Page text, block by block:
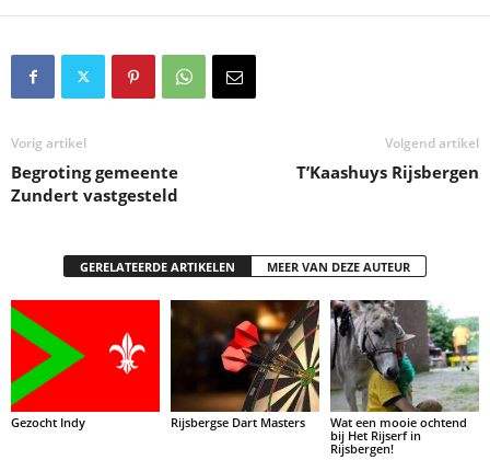
Vorig artikel
Begroting gemeente
Zundert vastgesteld
Volgend artikel
T’Kaashuys Rijsbergen
GERELATEERDE ARTIKELEN MEER VAN DEZE AUTEUR
Gezocht Indy Rijsbergse Dart Masters
Wat een mooie ochtend
bij Het Rijserf in
Rijsbergen!